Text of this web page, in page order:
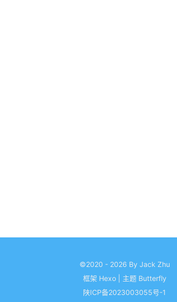
©2020 - 2026 By Jack Zhu
框架 Hexo 主题 Butterfly
陕ICP备2023003055号-1